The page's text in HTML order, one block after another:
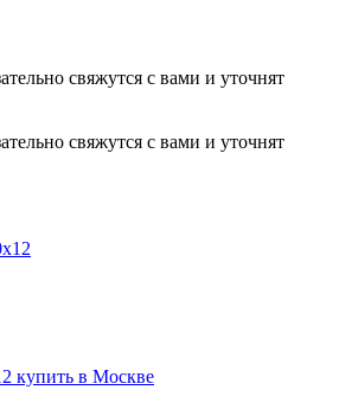
свяжутся с вами и уточнят
свяжутся с вами и уточнят
купить в Москве